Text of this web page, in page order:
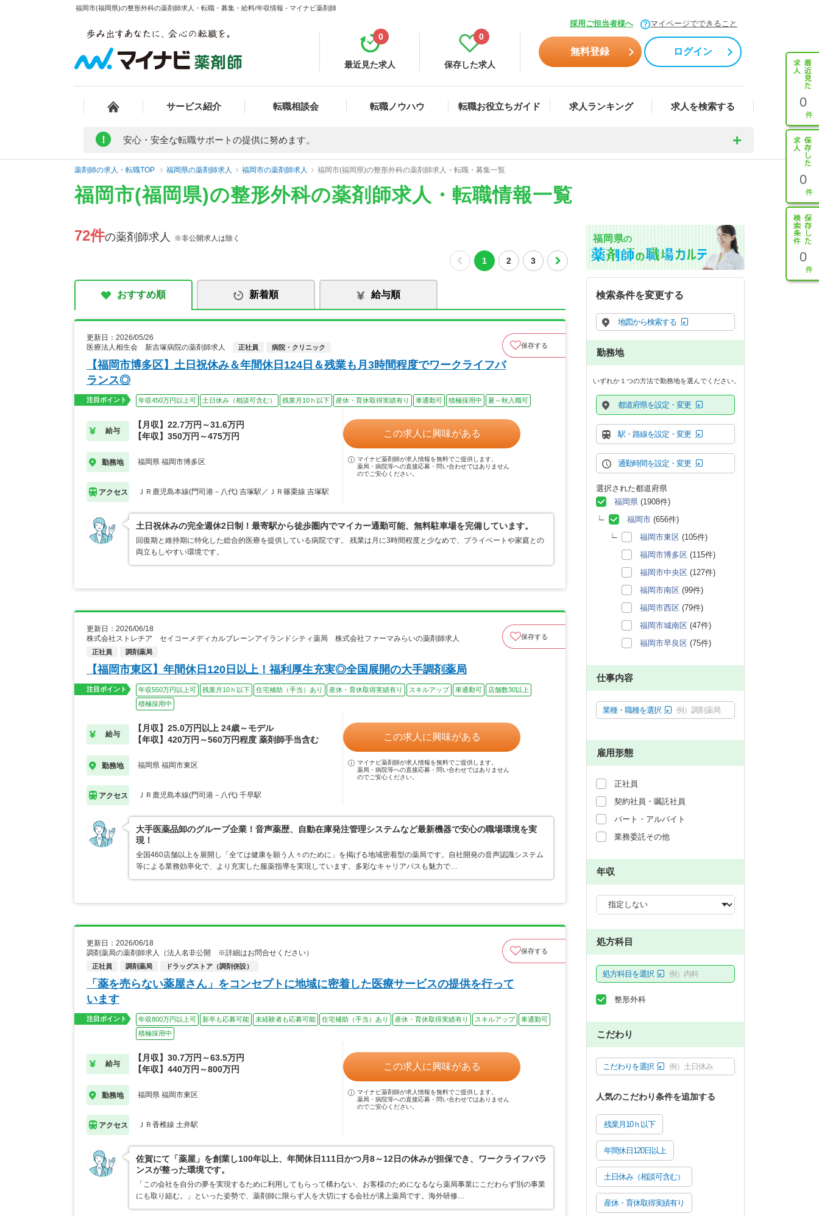
福岡市(福岡県)の整形外科の薬剤師求人・転職・募集・給料/年収情報 - マイナビ薬剤師
採用ご担当者様へ マイページでできること
最近見た求人
0
保存した求人
0
無料登録 ログイン
サービス紹介 転職相談会 転職ノウハウ 転職お役立ちガイド 求人ランキング 求人を検索する 0
0
0
! 安心・安全な転職サポートの提供に努めます。
薬剤師の求人・転職TOP 福岡県の薬剤師求人 福岡市の薬剤師求人 福岡市(福岡県)の整形外科の薬剤師求人・転職・募集一覧
福岡市(福岡県)の整形外科の薬剤師求人・転職情報一覧
72件の薬剤師求人 ※非公開求人は除く
1 2 3
おすすめ順 新着順 給与順
更新日：2026/05/26
医療法人相生会 新吉塚病院の薬剤師求人
正社員 病院・クリニック 保存する
【福岡市博多区】土日祝休み＆年間休日124日＆残業も月3時間程度でワークライフバ
ランス◎
注目ポイント 年収450万円以上可 土日休み（相談可含む） 残業月10ｈ以下 産休・育休取得実績有り 車通勤可 積極採用中 夏～秋入職可
給与
【月収】22.7万円～31.6万円
【年収】350万円～475万円
勤務地 福岡県 福岡市博多区
アクセス ＪＲ鹿児島本線(門司港－八代) 吉塚駅／ＪＲ篠栗線 吉塚駅
この求人に興味がある
マイナビ薬剤師が求人情報を無料でご提供します。
薬局・病院等への直接応募・問い合わせではありません
のでご安心ください。
土日祝休みの完全週休2日制！最寄駅から徒歩圏内でマイカー通勤可能、無料駐車場を完備しています。
回復期と維持期に特化した総合的医療を提供している病院です。 残業は月に3時間程度と少なめで、プライベートや家庭との
両立もしやすい環境です。
更新日：2026/06/18
株式会社ストレチア セイコーメディカルブレーンアイランドシティ薬局 株式会社ファーマみらいの薬剤師求人
正社員 調剤薬局
保存する
【福岡市東区】年間休日120日以上！福利厚生充実◎全国展開の大手調剤薬局
注目ポイント 年収550万円以上可 残業月10ｈ以下 住宅補助（手当）あり 産休・育休取得実績有り スキルアップ 車通勤可
店舗数30以上
積極採用中
給与
【月収】25.0万円以上 24歳～モデル
【年収】420万円～560万円程度 薬剤師手当含む
勤務地 福岡県 福岡市東区
アクセス ＪＲ鹿児島本線(門司港－八代) 千早駅
この求人に興味がある
マイナビ薬剤師が求人情報を無料でご提供します。
薬局・病院等への直接応募・問い合わせではありません
のでご安心ください。
大手医薬品卸のグループ企業！音声薬歴、自動在庫発注管理システムなど最新機器で安心の職場環境を実
現！
全国460店舗以上を展開し「全ては健康を願う人々のために」を掲げる地域密着型の薬局です。自社開発の音声認識システム
等による業務効率化で、より充実した服薬指導を実現しています。多彩なキャリアパスも魅力で…
更新日：2026/06/18
調剤薬局の薬剤師求人（法人名非公開 ※詳細はお問合せください）
正社員 調剤薬局 ドラッグストア（調剤併設）
保存する
「薬を売らない薬屋さん」をコンセプトに地域に密着した医療サービスの提供を行って
います
注目ポイント 年収800万円以上可 新卒も応募可能 未経験者も応募可能 住宅補助（手当）あり 産休・育休取得実績有り スキルアップ
車通勤可
積極採用中
給与
【月収】30.7万円～63.5万円
【年収】440万円～800万円
勤務地 福岡県 福岡市東区
アクセス ＪＲ香椎線 土井駅
この求人に興味がある
マイナビ薬剤師が求人情報を無料でご提供します。
薬局・病院等への直接応募・問い合わせではありません
のでご安心ください。
佐賀にて「薬屋」を創業し100年以上、年間休日111日かつ月8～12日の休みが担保でき、ワークライフバラ
ンスが整った環境です。
「この会社を自分の夢を実現するために利用してもらって構わない、お客様のためになるなら薬局事業にこだわらず別の事業
にも取り組む。」といった姿勢で、薬剤師に限らず人を大切にする会社が溝上薬局です。海外研修…
福岡県の
検索条件を変更する
地図から検索する
勤務地
いずれか１つの方法で勤務地を選んでください。
都道府県を設定・変更
駅・路線を設定・変更
通勤時間を設定・変更
選択された都道府県
福岡県 (1908件)
福岡市 (656件)
福岡市東区 (105件)
福岡市博多区 (115件)
福岡市中央区 (127件)
福岡市南区 (99件)
福岡市西区 (79件)
福岡市城南区 (47件)
福岡市早良区 (75件)
仕事内容
業種・職種を選択 例）調剤薬局
雇用形態
正社員
契約社員・嘱託社員
パート・アルバイト
業務委託その他
年収
処方科目
処方科目を選択 例）内科
整形外科
こだわり
こだわりを選択 例）土日休み
人気のこだわり条件を追加する
残業月10ｈ以下
年間休日120日以上
土日休み（相談可含む）
産休・育休取得実績有り